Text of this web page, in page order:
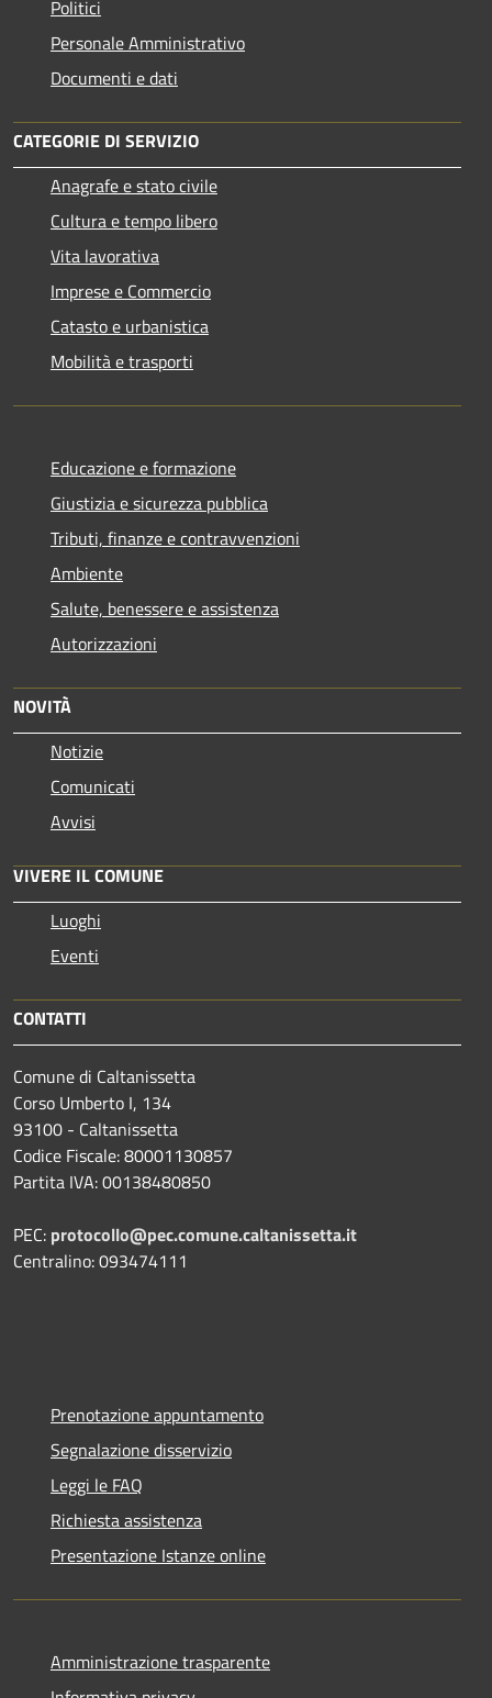
Politici
Personale Amministrativo
Documenti e dati
CATEGORIE DI SERVIZIO
Anagrafe e stato civile
Cultura e tempo libero
Vita lavorativa
Imprese e Commercio
Catasto e urbanistica
Mobilità e trasporti
Educazione e formazione
Giustizia e sicurezza pubblica
Tributi, finanze e contravvenzioni
Ambiente
Salute, benessere e assistenza
Autorizzazioni
NOVITÀ
Notizie
Comunicati
Avvisi
VIVERE IL COMUNE
Luoghi
Eventi
CONTATTI
Comune di Caltanissetta
Corso Umberto I, 134
93100 - Caltanissetta
Codice Fiscale: 80001130857
Partita IVA: 00138480850
PEC: protocollo@pec.comune.caltanissetta.it
Centralino: 093474111
Prenotazione appuntamento
Segnalazione disservizio
Leggi le FAQ
Richiesta assistenza
Presentazione Istanze online
Amministrazione trasparente